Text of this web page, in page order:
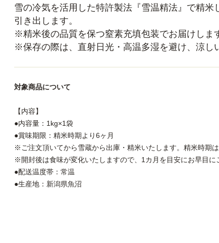
雪の冷気を活用した特許製法『雪温精法』で精
引き出します。
※精米後の品質を保つ窒素充填包装でお届けしま
※保存の際は、直射日光・高温多湿を避け、涼し
対象商品について
【内容】
●内容量：1kg×1袋
●賞味期限：精米時期より6ヶ月
※ご注文頂いてから雪蔵から出庫・精米いたします。精米時期は
※開封後は食味が変化いたしますので、1カ月を目安にお早目に
●配送温度帯：常温
●生産地：新潟県魚沼